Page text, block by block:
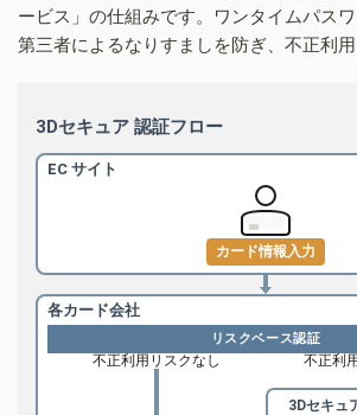
ービス」の仕組みです。ワンタイムパスワ
第三者によるなりすましを防ぎ、不正利用
3Dセキュア 認証フロー
EC サイト
カード情報入力
各カード会社
リスクベース認証
不正利用リスクなし 不正利
3Dセキュ